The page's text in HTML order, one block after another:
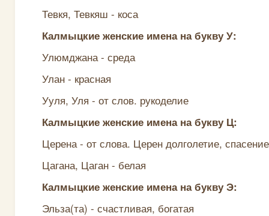
Тевкя, Тевкяш - коса
Калмыцкие женские имена на букву У:
Улюмджана - среда
Улан - красная
Ууля, Уля - от слов. рукоделие
Калмыцкие женские имена на букву Ц:
Церена - от слова. Церен долголетие,
Цагана, Цаган - белая
Калмыцкие женские имена на букву Э:
Эльза(та) - счастливая, богатая